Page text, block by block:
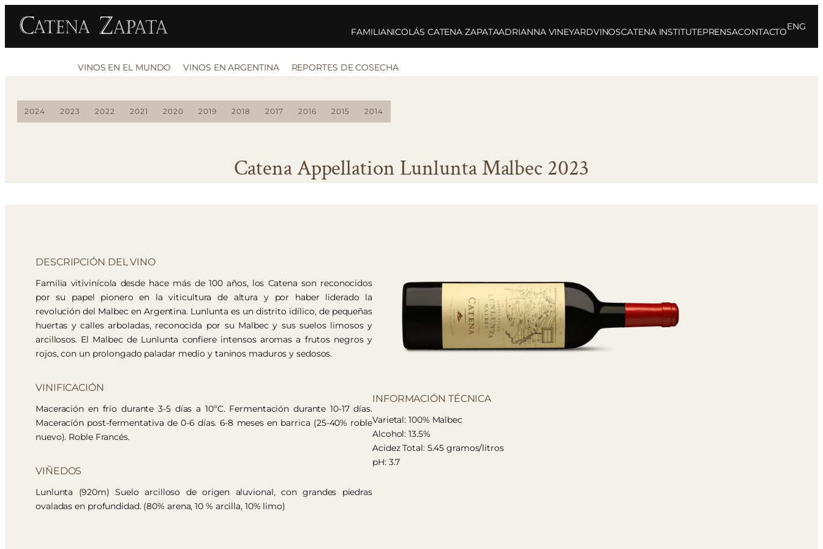
FAMILIANICOLÁS CATENA ZAPATAADRIANNA VINEYARDVINOSCATENA INSTITUTEPRENSACONTACTO
ENG
VINOS EN EL MUNDO VINOS EN ARGENTINA REPORTES DE COSECHA
2024 2023 2022 2021 2020 2019 2018 2017 2016 2015 2014
Catena Appellation Lunlunta Malbec 2023
DESCRIPCIÓN DEL VINO
Familia vitivinícola desde hace más de 100 años, los Catena son reconocidos
por su papel pionero en la viticultura de altura y por haber liderado la
revolución del Malbec en Argentina. Lunlunta es un distrito idílico, de pequeñas
huertas y calles arboladas, reconocida por su Malbec y sus suelos limosos y
arcillosos. El Malbec de Lunlunta confiere intensos aromas a frutos negros y
rojos, con un prolongado paladar medio y taninos maduros y sedosos.
VINIFICACIÓN
Maceración en frío durante 3-5 días a 10ºC. Fermentación durante 10-17 días.
Maceracíón post-fermentativa de 0-6 días. 6-8 meses en barrica (25-40% roble
nuevo). Roble Francés.
VIÑEDOS
Lunlunta (920m) Suelo arcilloso de origen aluvional, con grandes piedras
ovaladas en profundidad. (80% arena, 10 % arcilla, 10% limo)
INFORMACIÓN TÉCNICA
Varietal: 100% Malbec
Alcohol: 13.5%
Acidez Total: 5.45 gramos/litros
pH: 3.7